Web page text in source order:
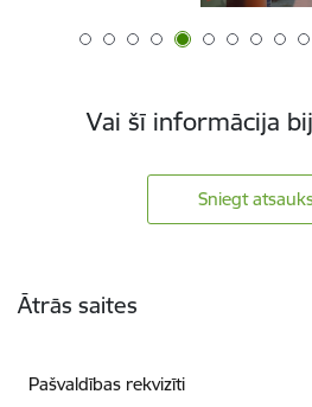
Vai šī informācija
Sniegt
Ātrās saites
Pašvaldības rekvizīti